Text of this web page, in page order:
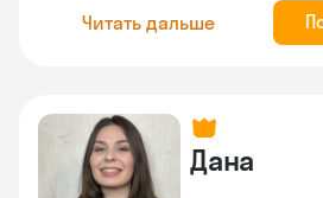
Читать дальше
Дана